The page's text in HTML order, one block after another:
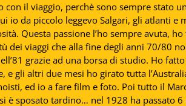
il viaggio, perchè sono sempre stato
io da piccolo leggevo Salgari, gli atlanti e
Questa passione l’ho sempre avuta,
dei viaggi che alla fine degli anni 70/80
grazie ad una borsa di studio. Ho
e gli altri due mesi ho girato tutta
ed io a fare film e foto. Poi tutto il
è sposato tardino… nel 1928 ha passato 6